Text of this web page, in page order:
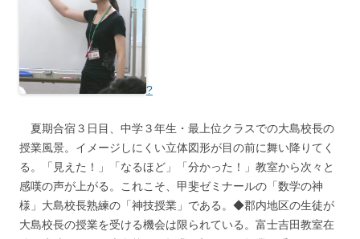
?
夏期合宿３日目、中学３年生・最上位クラスでの大島校長の
授業風景。イメージしにくい立体図形が目の前に舞い降りてく
る。「見えた！」「なるほど」「分かった！」教室から次々と
感嘆の声が上がる。これこそ、甲斐ゼミナールの「数学の神
様」大島校長熟練の「神技授業」である。◆郡内地区の生徒が
大島校長の授業を受ける機会は限られている。富士吉田教室在